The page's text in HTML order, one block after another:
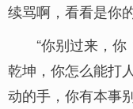
续骂啊，看看是你
“你别过来，
乾坤，你怎么能打
动的手，你有本事